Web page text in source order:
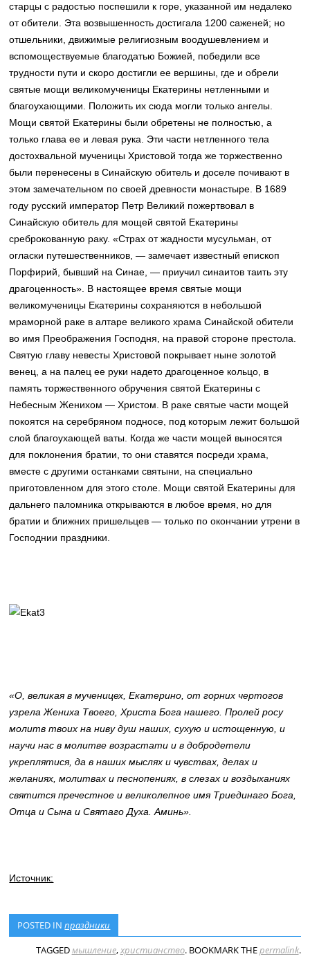
старцы с радостью поспешили к горе, указанной им недалеко
от обители. Эта возвышенность достигала 1200 саженей; но
отшельники, движимые религиозным воодушевлением и
вспомоществуемые благодатью Божией, победили все
трудности пути и скоро достигли ее вершины, где и обрели
святые мощи великомученицы Екатерины нетленными и
благоухающими. Положить их сюда могли только ангелы.
Мощи святой Екатерины были обретены не полностью, а
только глава ее и левая рука. Эти части нетленного тела
достохвальной мученицы Христовой тогда же торжественно
были перенесены в Синайскую обитель и доселе почивают в
этом замечательном по своей древности монастыре. В 1689
году русский император Петр Великий пожертвовал в
Синайскую обитель для мощей святой Екатерины
среброкованную раку. «Страх от жадности мусульман, от
огласки путешественников, — замечает известный епископ
Порфирий, бывший на Синае, — приучил синаитов таить эту
драгоценность». В настоящее время святые мощи
великомученицы Екатерины сохраняются в небольшой
мраморной раке в алтаре великого храма Синайской обители
во имя Преображения Господня, на правой стороне престола.
Святую главу невесты Христовой покрывает ныне золотой
венец, а на палец ее руки надето драгоценное кольцо, в
память торжественного обручения святой Екатерины с
Небесным Женихом — Христом. В раке святые части мощей
покоятся на серебряном подносе, под которым лежит большой
слой благоухающей ваты. Когда же части мощей выносятся
для поклонения братии, то они ставятся посреди храма,
вместе с другими останками святыни, на специально
приготовленном для этого столе. Мощи святой Екатерины для
дальнего паломника открываются в любое время, но для
братии и ближних пришельцев — только по окончании утрени в
Господнии праздники.
«О, великая в мученицех, Екатерино, от горних чертогов
узрела Жениха Твоего, Христа Бога нашего. Пролей росу
молитв твоих на ниву душ наших, сухую и истощенную, и
научи нас в молитве возрастати и в добродетели
укреплятися, да в наших мыслях и чувствах, делах и
желаниях, молитвах и песнопениях, в слезах и воздыханиях
святится пречестное и великолепное имя Триединаго Бога,
Отца и Сына и Святаго Духа. Аминь».
Источник:
POSTED INпраздники
TAGGEDмышление,христианство. BOOKMARK THEpermalink.